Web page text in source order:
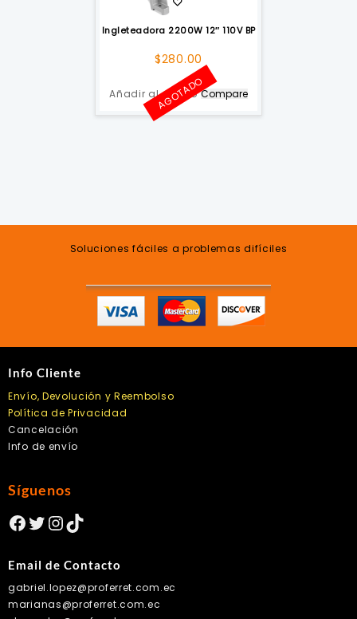
Ingleteadora 2200W 12″ 110V BP
$280.00
Añadir al carrito
AGOTADOCompare
Soluciones fáciles a problemas difíciles
Info Cliente
Envío, Devolución y Reembolso
Política de Privacidad
Cancelación
Info de envío
Síguenos
Facebook
Twitter
Instagram
TikTok
Email de Contacto
gabriel.lopez@proferret.com.ec
marianas@proferret.com.ec